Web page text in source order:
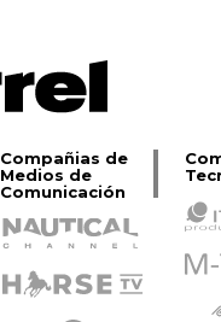
Compañias de
Medios de
Comunicación